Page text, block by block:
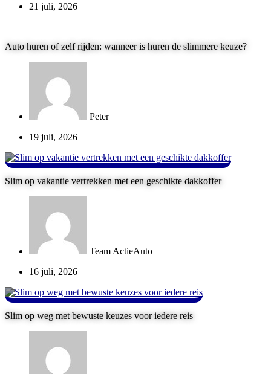
21 juli, 2026
Auto huren of zelf rijden: wanneer is huren de slimmere keuze?
Peter
19 juli, 2026
Slim op vakantie vertrekken met een geschikte dakkoffer
Team ActieAuto
16 juli, 2026
Slim op weg met bewuste keuzes voor iedere reis